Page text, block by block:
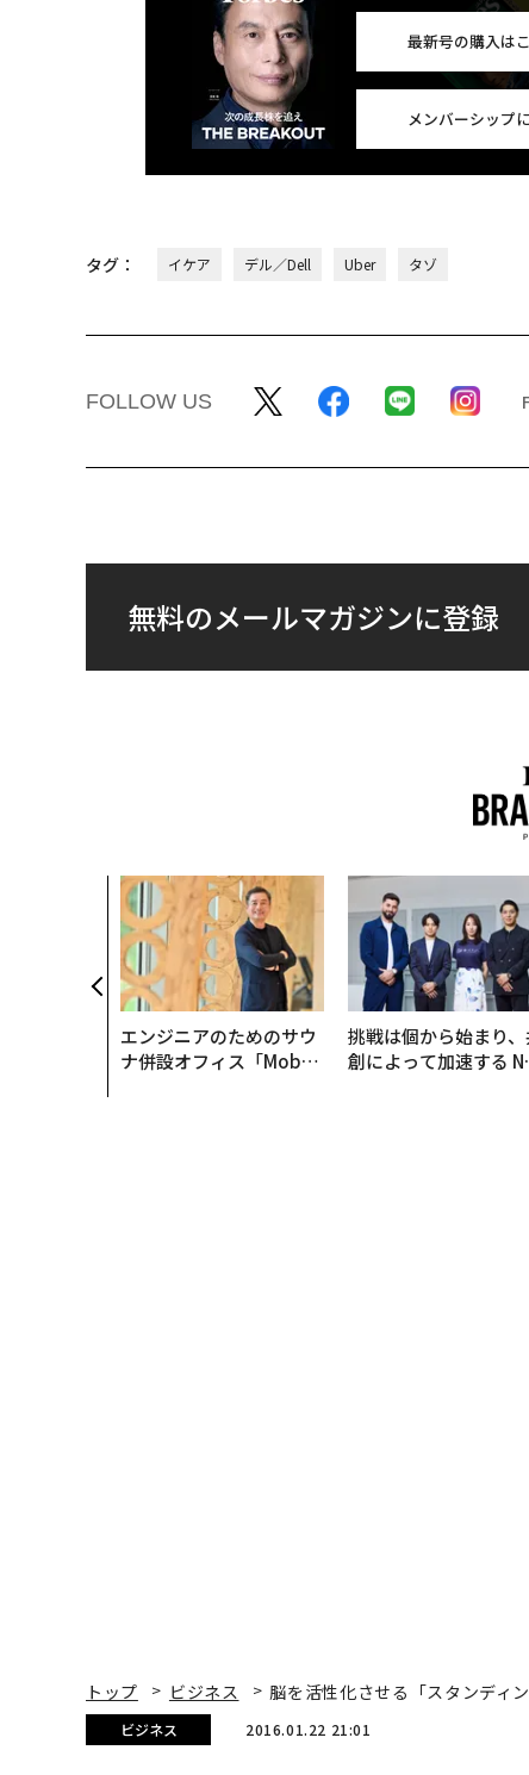
最新号の購入は
メンバーシップ
タグ： イケア デル／Dell Uber タゾ
FOLLOW US
無料のメールマガジンに登録
エンジニアのためのサウ
ナ併設オフィス「Mobiu
挑戦は個から始まり
創によって加速する